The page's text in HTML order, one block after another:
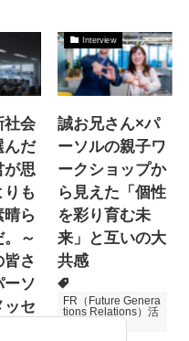
社会
んだ
思
りも
ら
。～
さ
ーソ
ッセ
Interview
誠お兄さん×パ
ーソルの親子ワ
ークショップか
ら見えた「個性
を彩り育む未
来」と互いの大
共感
FR（Future Genera
tions Relations）活